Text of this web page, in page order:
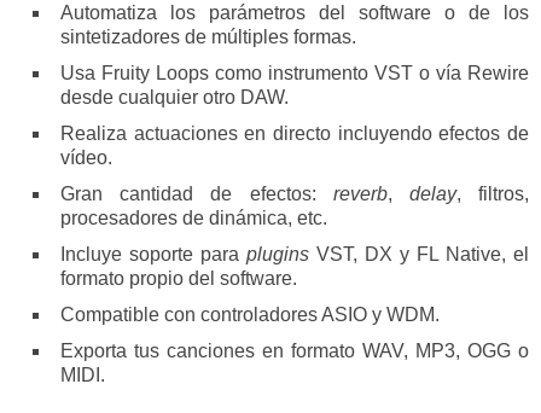
Automatiza los parámetros del software o de los
sintetizadores de múltiples formas.
Usa Fruity Loops como instrumento VST o vía Rewire
desde cualquier otro DAW.
Realiza actuaciones en directo incluyendo efectos de
vídeo.
Gran cantidad de efectos: reverb, delay, filtros,
procesadores de dinámica, etc.
Incluye soporte para plugins VST, DX y FL Native, el
formato propio del software.
Compatible con controladores ASIO y WDM.
Exporta tus canciones en formato WAV, MP3, OGG o
MIDI.